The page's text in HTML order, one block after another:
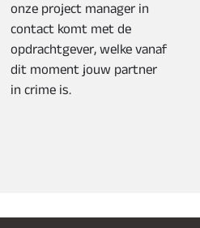
onze project manager in
contact komt met de
opdrachtgever, welke vanaf
dit moment jouw partner
in crime is.